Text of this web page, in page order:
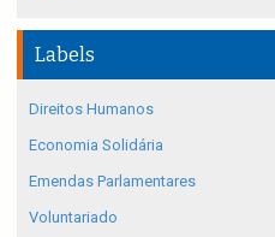
Labels
Direitos Humanos
Economia Solidária
Emendas Parlamentares
Voluntariado